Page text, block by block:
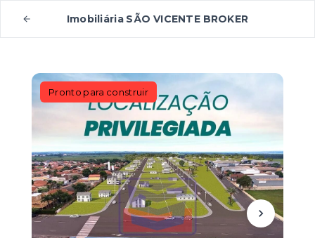
Imobiliária SÃO VICENTE BROKER
Pronto para construir